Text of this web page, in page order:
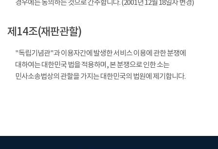
경우에는 동의하는 것으로 간주합니다. (2001년 12월 18일자 변경)
제14조(재판관할)
"독립기념관"과 이용자간에 발생한 서비스 이용에 관한 분쟁에
대하여는 대한민국 법을 적용하며, 본 분쟁으로 인한 소는
민사소송법상의 관할을 가지는 대한민국의 법원에 제기합니다.